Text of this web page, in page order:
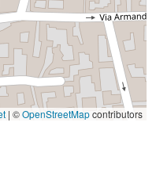
| ©OpenStreetMapcontributors